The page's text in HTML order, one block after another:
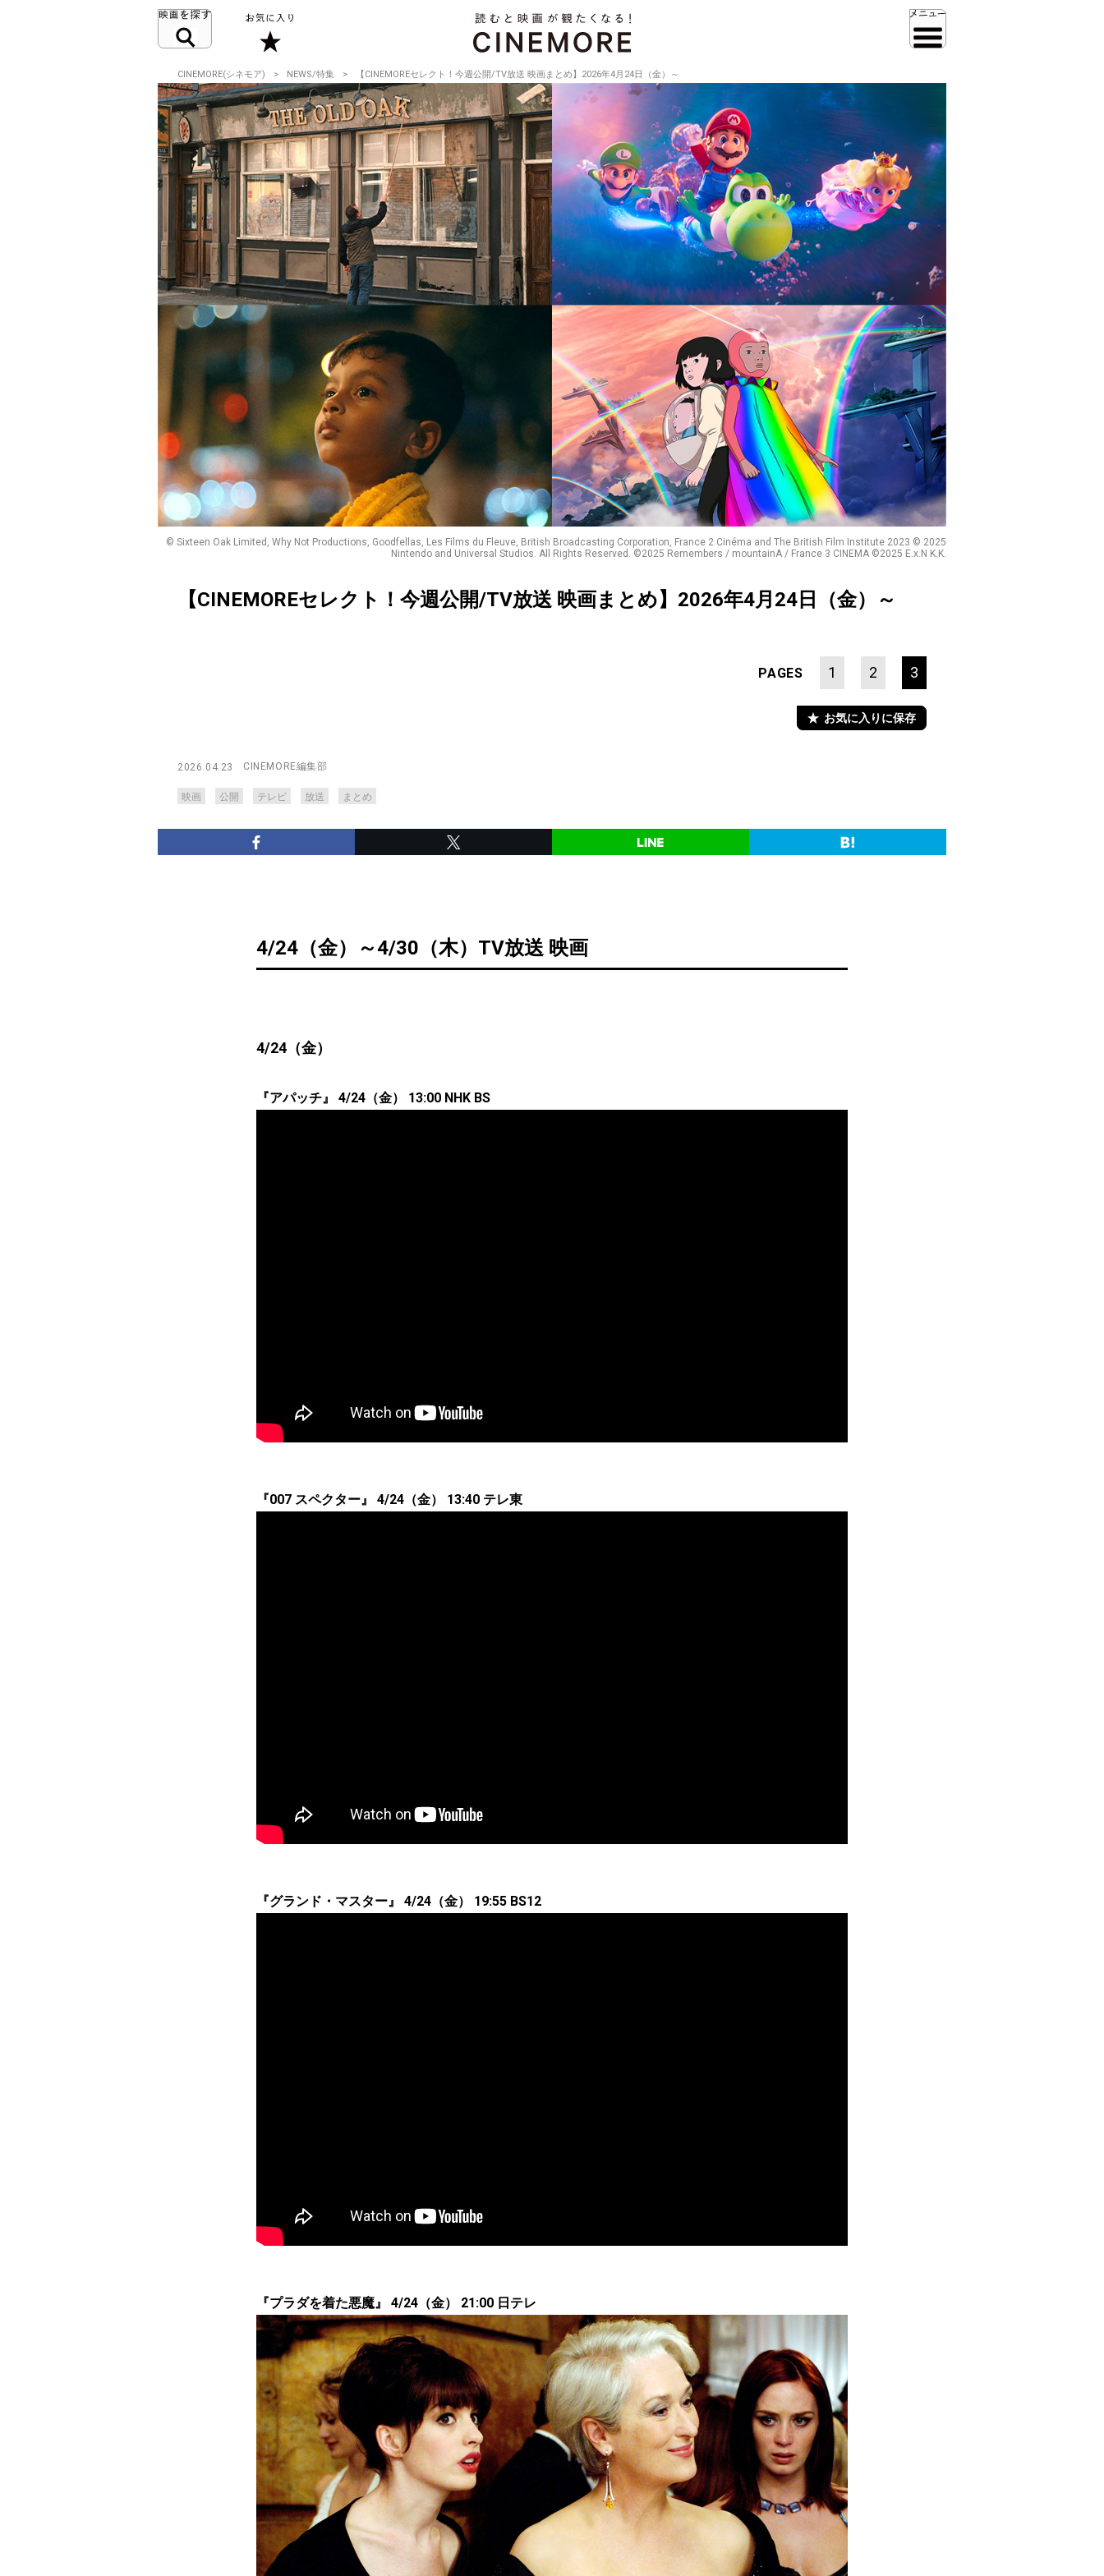
CINEMORE(シネモア) NEWS/特集 【CINEMOREセレクト！今週公開/TV放送 映画まとめ】2026年4月24日（金）～
© Sixteen Oak Limited, Why Not Productions, Goodfellas, Les Films du Fleuve, British Broadcasting Corporation, France 2 Cinéma and The British Film Institute 2023 © 2025
Nintendo and Universal Studios. All Rights Reserved. ©2025 Remembers / mountainA / France 3 CINEMA ©2025 E.x.N K.K.
【CINEMOREセレクト！今週公開/TV放送 映画まとめ】2026年4月24日（金）～
PAGES 1 2 3
お気に入りに保存
2026.04.23 CINEMORE編集部
映画 公開 テレビ 放送 まとめ
4/24（金）～4/30（木）TV放送 映画
4/24（金）
『アパッチ』 4/24（金） 13:00 NHK BS
『007 スペクター』 4/24（金） 13:40 テレ東
『グランド・マスター』 4/24（金） 19:55 BS12
『プラダを着た悪魔』 4/24（金） 21:00 日テレ